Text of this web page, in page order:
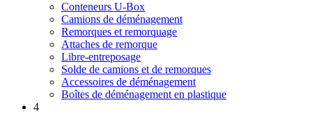
Conteneurs U-Box
Camions de déménagement
Remorques et remorquage
Attaches de remorque
Libre-entreposage
Solde de camions et de remorques
Accessoires de déménagement
Boîtes de déménagement en plastique
4